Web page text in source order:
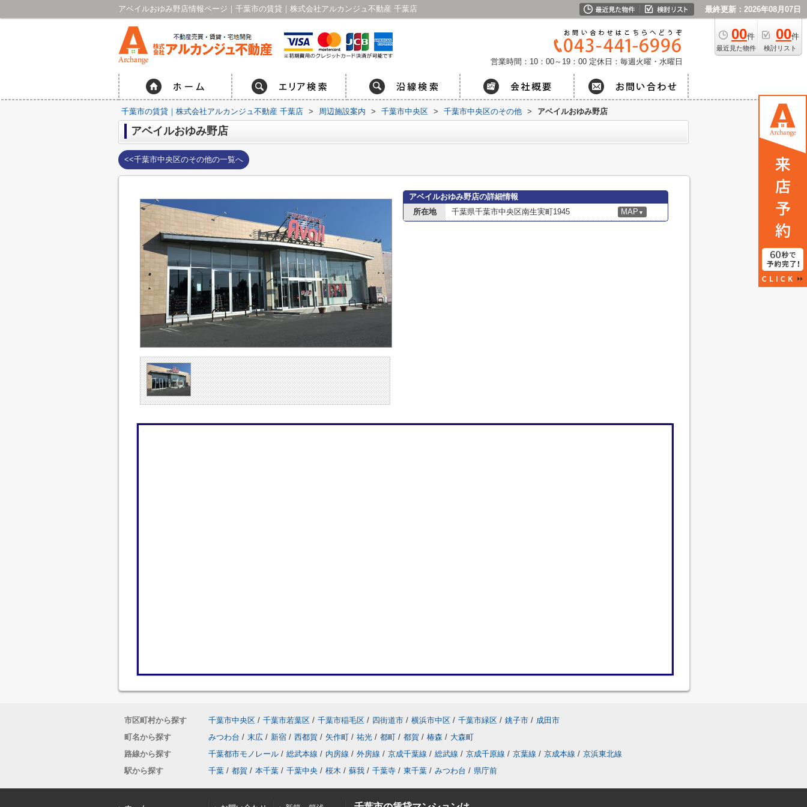
アベイルおゆみ野店情報ページ｜千葉市の賃貸｜株式会社アルカンジュ不動産 千葉店 最終更新：2026年08月07日
00件
最近見た物件
00件
検討リスト
営業時間：10：00～19：00 定休日：毎週火曜・水曜日
千葉市の賃貸｜株式会社アルカンジュ不動産 千葉店 > 周辺施設案内 > 千葉市中央区 > 千葉市中央区のその他 > アベイルおゆみ野店
アベイルおゆみ野店
<<千葉市中央区のその他の一覧へ
アベイルおゆみ野店の詳細情報
所在地
千葉県千葉市中央区南生実町1945 MAP ▼
市区町村から探す 千葉市中央区 / 千葉市若葉区 / 千葉市稲毛区 / 四街道市 / 横浜市中区 / 千葉市緑区 / 銚子市 / 成田市
町名から探す
みつわ台 / 末広 / 新宿 / 西都賀 / 矢作町 / 祐光 / 都町 / 都賀 / 椿森 / 大森町
路線から探す
千葉都市モノレール / 総武本線 / 内房線 / 外房線 / 京成千葉線 / 総武線 / 京成千原線 / 京葉線 / 京成本線 / 京浜東北線
駅から探す
千葉 / 都賀 / 本千葉 / 千葉中央 / 桜木 / 蘇我 / 千葉寺 / 東千葉 / みつわ台 / 県庁前